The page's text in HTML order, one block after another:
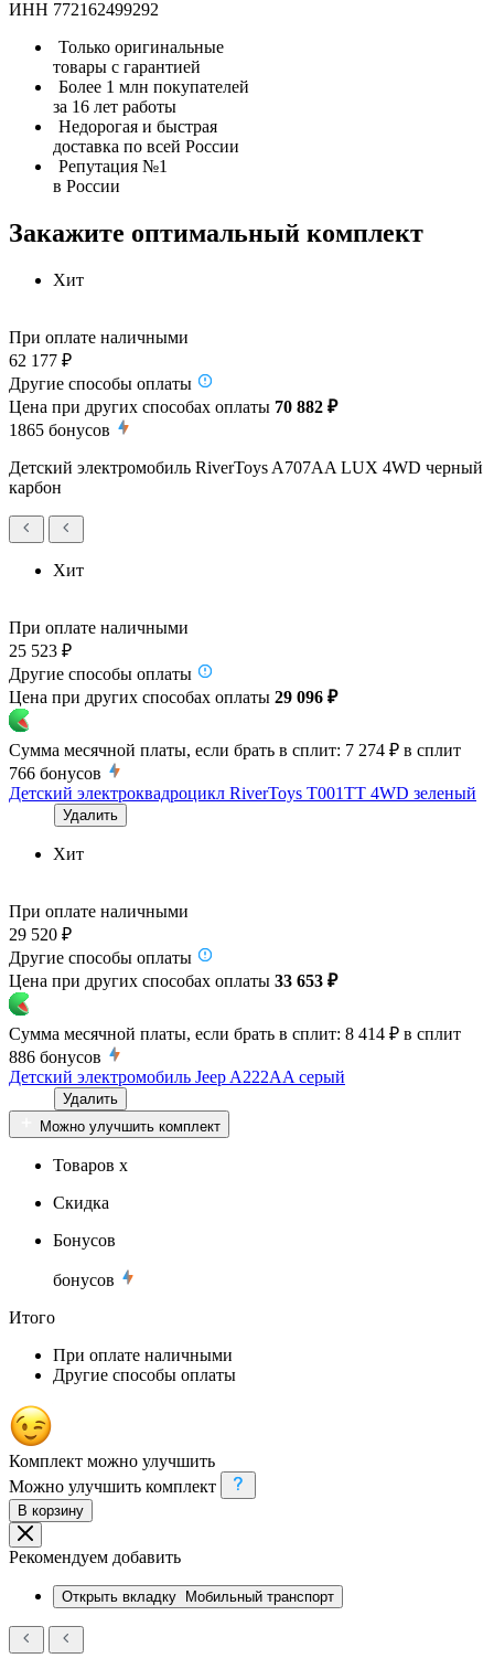
ИНН 772162499292
Только оригинальные
товары с гарантией
Более 1 млн покупателей
за 16 лет работы
Недорогая и быстрая
доставка по всей России
Репутация №1
в России
Закажите оптимальный комплект
Хит
При оплате наличными
62 177 ₽
Другие способы оплаты
Цена при других способах оплаты 70 882 ₽
1865 бонусов
Детский электромобиль RiverToys A707AA LUX 4WD черный
карбон
Хит
При оплате наличными
25 523 ₽
Другие способы оплаты
Цена при других способах оплаты 29 096 ₽
Сумма месячной платы, если брать в сплит: 7 274 ₽ в сплит
766 бонусов
Детский электроквадроцикл RiverToys T001TT 4WD зеленый
Удалить
Хит
При оплате наличными
29 520 ₽
Другие способы оплаты
Цена при других способах оплаты 33 653 ₽
Сумма месячной платы, если брать в сплит: 8 414 ₽ в сплит
886 бонусов
Детский электромобиль Jeep A222AA серый
Удалить
Можно улучшить комплект
Товаров x
Скидка
Бонусов
бонусов
Итого
При оплате наличными
Другие способы оплаты
Комплект можно улучшить
Можно улучшить комплект
В корзину
Рекомендуем добавить
Открыть вкладку Мобильный транспорт